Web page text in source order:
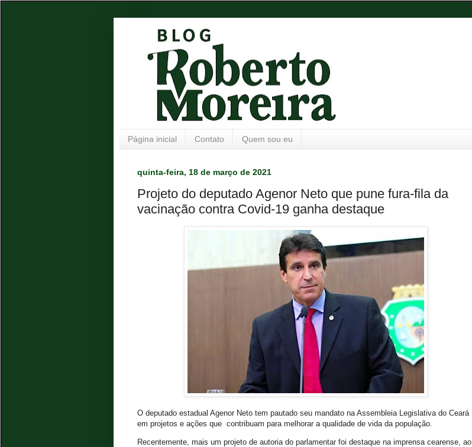
Página inicial Contato Quem sou eu
quinta-feira, 18 de março de 2021
Projeto do deputado Agenor Neto que pune fura-fila da
vacinação contra Covid-19 ganha destaque
O deputado estadual Agenor Neto tem pautado seu mandato na Assembleia Legislativa do Ceará
em projetos e ações que contribuam para melhorar a qualidade de vida da população.
Recentemente, mais um projeto de autoria do parlamentar foi destaque na imprensa cearense, ao